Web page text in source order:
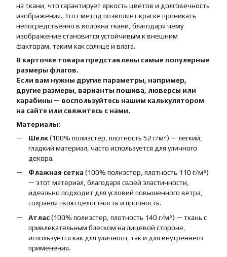
на ткани, что гарантирует яркость цветов и долговечность
изображения. Этот метод позволяет краске проникать
непосредственно в волокна ткани, благодаря чему
изображение становится устойчивым к внешним
факторам, таким как солнце и влага.
В карточке товара представлены самые популярные
размеры флагов.
Если вам нужны другие параметры, например,
другие размеры, варианты пошива, люверсы или
карабины — воспользуйтесь нашим калькулятором
на сайте или свяжитесь с нами.
Материалы:
Шелк(100% полиэстер, плотность 52 г/м²) — легкий,
гладкий материал, часто используется для уличного
декора.
Флажная сетка (100% полиэстер, плотность 110 г/м²)
— этот материал, благодаря своей эластичности,
идеально подходит для условий повышенного ветра,
сохраняя свою целостность и прочность.
Атлас(100% полиэстер, плотность 140 г/м²) — ткань с
привлекательным блеском на лицевой стороне,
используется как для уличного, так и для внутреннего
применения.